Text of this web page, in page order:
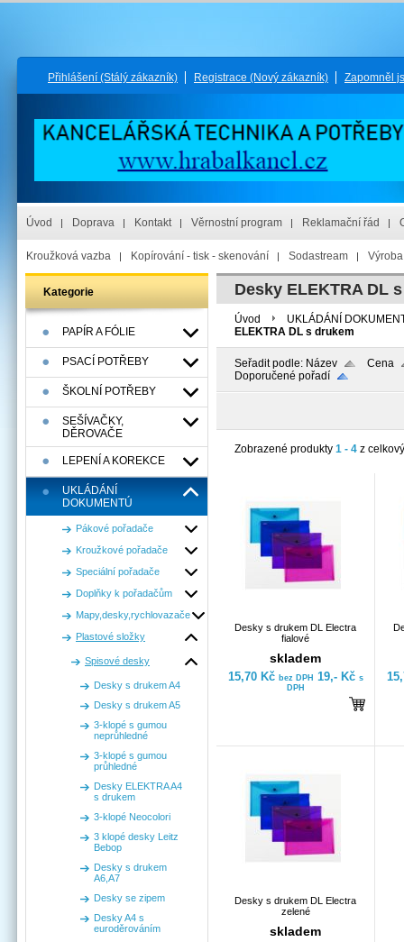
Přihlášení (Stálý zákazník) Registrace (Nový zákazník) Zapomněl
Úvod Doprava Kontakt Věrnostní program Reklamační řád
Kroužková vazba Kopírování - tisk - skenování Sodastream
Kategorie
PAPÍR A FÓLIE
PSACÍ POTŘEBY
ŠKOLNÍ POTŘEBY
SEŠÍVAČKY,
DĚROVAČE
LEPENÍ A KOREKCE
UKLÁDÁNÍ
DOKUMENTÚ
Pákové pořadače
Kroužkové pořadače
Speciální pořadače
Doplňky k pořadačům
Mapy,desky,rychlovazače
Plastové složky
Spisové desky
Desky s drukem A4
Desky s drukem A5
3-klopé s gumou
neprůhledné
3-klopé s gumou
průhledné
Desky ELEKTRA A4
s drukem
3-klopé Neocolori
3 klopé desky Leitz
Bebop
Desky s drukem
A6,A7
Desky se zipem
Desky A4 s
euroděrováním
Desky ELEKTRA DL
Úvod
UKLÁDÁNÍ
ELEKTRA DL s drukem
Seřadit podle: Název
Cena
Doporučené pořadí
Zobrazené produkty 1 - 4 z
Desky s drukem DL Electra
fialové
skladem
15,70 Kč bez DPH 19,- Kč s
DPH
Desky s drukem DL Electra
zelené
skladem